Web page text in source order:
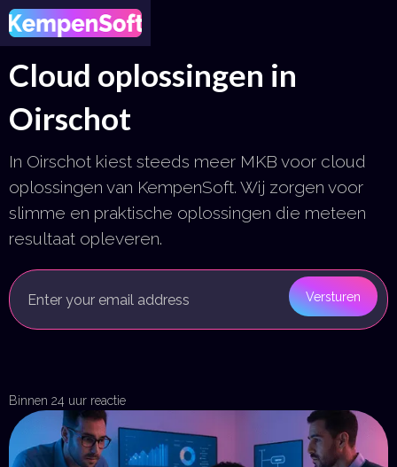
Cloud oplossingen in
Oirschot
In Oirschot kiest steeds meer MKB voor cloud
oplossingen van KempenSoft. Wij zorgen voor
slimme en praktische oplossingen die meteen
resultaat opleveren.
Plan een gesprek
Get in Touch
Binnen 24 uur reactie